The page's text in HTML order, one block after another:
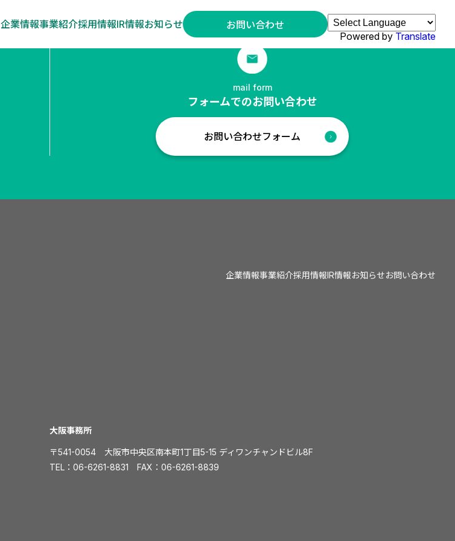
企業情報事業紹介採用情報IR情報お知らせ
お問い合わせ
Powered by Translate
mail form
フォームでのお問い合わせ
お問い合わせフォーム
企業情報事業紹介採用情報IR情報お知らせお問い合わせ
大阪事務所
〒541-0054 大阪市中央区南本町1丁目5-15 ディワンチャンドビル8F
TEL： 06-6261-8831 FAX：06-6261-8839